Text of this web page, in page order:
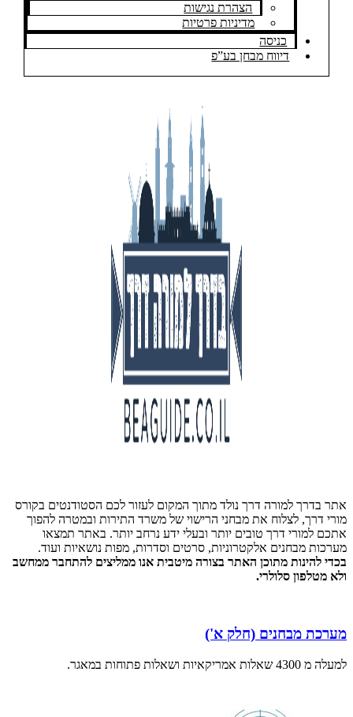
הצהרת נגישות
מדיניות פרטיות
כניסה
דיווח מבחן בע”פ
אתר בדרך למורה דרך נולד מתוך המקום לעזור לכם הסטודנטים בקורס
מורי דרך, לצלוח את מבחני הרישוי של משרד התירות ובמטרה להפוך
אתכם למורי דרך טובים יותר ובעלי ידע נרחב יותר. באתר תמצאו
מערכות מבחנים אלקטרוניות, סרטים וסדרות, מפות נושאיות ועוד.
בכדי להינות מתוכן האתר בצורה מיטבית אנו ממליצים להתחבר ממחשב
ולא מטלפון סלולרי.
מערכת מבחנים (חלק א')
למעלה מ 4300 שאלות אמריקאיות ושאלות פתוחות במאגר.